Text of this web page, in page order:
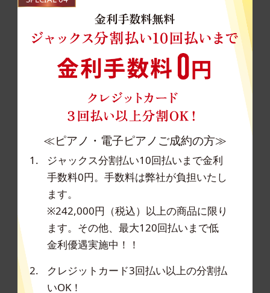
金利手数料無料
≪ピアノ・電子ピアノご成約の方≫
ジャックス分割払い10回払いまで金利
手数料0円。手数料は弊社が負担いたし
ます。
※242,000円（税込）以上の商品に限り
ます。その他、最大120回払いまで低
金利優遇実施中！！
クレジットカード3回払い以上の分割払
いOK！